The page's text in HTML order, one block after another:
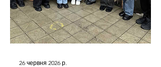
26 червня 2026 р.